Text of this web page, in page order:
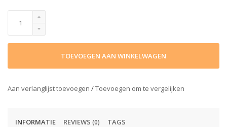
TOEVOEGEN AAN WINKELWAGEN
Aan verlanglijst toevoegen /Toevoegen om te vergelijken
INFORMATIE REVIEWS (0) TAGS